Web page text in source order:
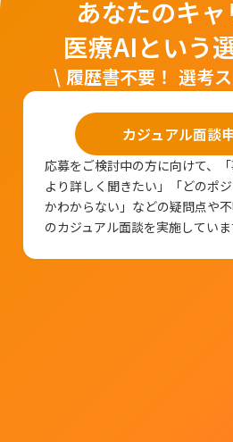
あなたのキャ
医療AIという
\ 履歴書不要！ 選考
カジュアル面談
応募をご検討中の方に向けて、
より詳しく聞きたい」「どのポ
かわからない」などの疑問点や
のカジュアル面談を実施していま